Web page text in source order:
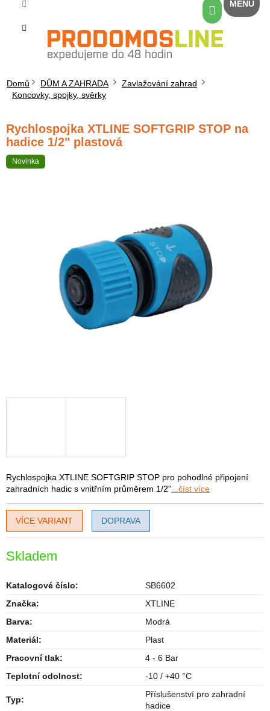
obsah
Nákupní
košík
Domů DŮM A ZAHRADA
Zavlažování zahrad
Koncovky, spojky, svěrky
Rychlospojka XTLINE SOFTGRIP STOP na
hadice 1/2" plastová
Novinka
Skladem
Rychlospojka XTLINE SOFTGRIP STOP pro pohodlné připojení
zahradních hadic s vnitřním průměrem 1/2" ...číst více
Katalogové číslo:
SB6602
Značka:
XTLINE
Barva:
Modrá
Materiál:
Plast
Pracovní tlak:
4 - 6 Bar
Teplotní odolnost: -10 / +40 °C
Typ:
Příslušenství pro zahradní
hadice
VÍCE VARIANT DOPRAVA